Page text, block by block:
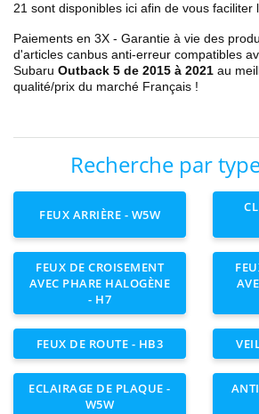
21 sont disponibles ici afin de vous faciliter
Paiements en 3X - Garantie à vie des
d'articles canbus anti-erreur compatibles
Subaru Outback 5 de 2015 à 2021 au
qualité/prix du marché Français !
Recherche par
FEUX ARRIÈRE - W5W
FEUX DE CROISEMENT
AVEC PHARE HALOGÈNE
- H7
FEUX DE ROUTE - HB3
ECLAIRAGE DE PLAQUE -
W5W